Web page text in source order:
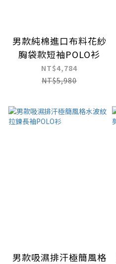
男款純棉進口布料花紗
胸袋款短袖POLO衫
NT$4,784
NT$5,980
男款吸濕排汗極簡風格